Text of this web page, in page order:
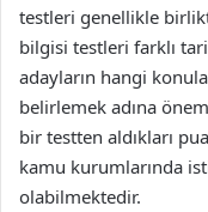
testleri genellikle
bilgisi testleri farklı
adayların hangi
belirlemek adına
bir testten aldıkları
kamu kurumlarında
olabilmektedir.